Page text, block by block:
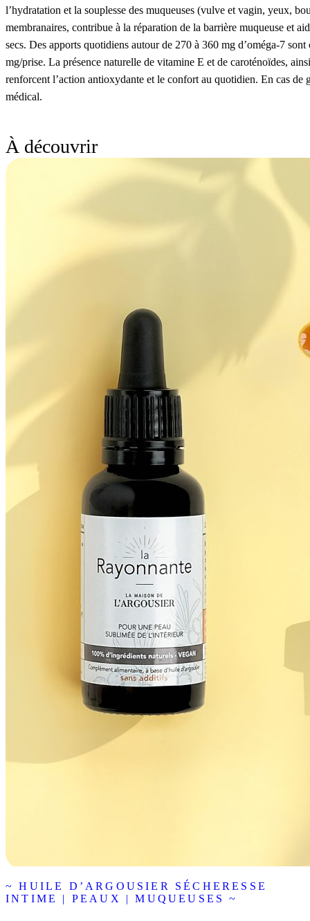
l’hydratation et la souplesse des muqueuses (vulve et vagin, yeux,
membranaires, contribue à la réparation de la barrière muqueuse et
secs. Des apports quotidiens autour de 270 à 360 mg d’oméga-7
mg/prise. La présence naturelle de vitamine E et de caroténoïdes,
renforcent l’action antioxydante et le confort au quotidien. En cas de
médical.
À découvrir
~ HUILE D’ARGOUSIER SÉCHERESSE
INTIME | PEAUX | MUQUEUSES ~